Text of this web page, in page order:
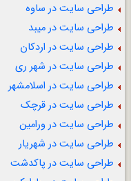
طراحی سایت در ساوه
طراحی سایت در میبد
طراحی سایت در اردکان
طراحی سایت در شهر ری
طراحی سایت در اسلامشهر
طراحی سایت در قرچک
طراحی سایت در ورامین
طراحی سایت در شهریار
طراحی سایت در پاکدشت